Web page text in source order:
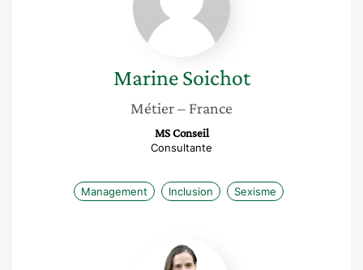
Marine Soichot
Métier– France
MS Conseil
Consultante
Management Inclusion Sexisme
Michèle
Ruffault